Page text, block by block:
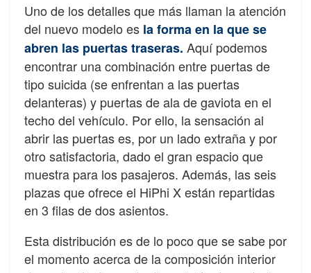
Uno de los detalles que más llaman la atención
del nuevo modelo es la forma en la que se
abren las puertas traseras. Aquí podemos
encontrar una combinación entre puertas de
tipo suicida (se enfrentan a las puertas
delanteras) y puertas de ala de gaviota en el
techo del vehículo. Por ello, la sensación al
abrir las puertas es, por un lado extraña y por
otro satisfactoria, dado el gran espacio que
muestra para los pasajeros. Además, las seis
plazas que ofrece el HiPhi X están repartidas
en 3 filas de dos asientos.
Esta distribución es de lo poco que se sabe por
el momento acerca de la composición interior